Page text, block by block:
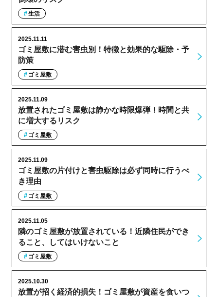
生活
ゴミ屋敷に潜む害虫別！特徴と効果的な駆除・予
防策
2025.11.11
ゴミ屋敷
放置されたゴミ屋敷は静かな時限爆弾！時間と共
に増大するリスク
2025.11.09
ゴミ屋敷
ゴミ屋敷の片付けと害虫駆除は必ず同時に行うべ
き理由
2025.11.09
ゴミ屋敷
隣のゴミ屋敷が放置されている！近隣住民ができ
ること、してはいけないこと
2025.11.05
ゴミ屋敷
放置が招く経済的損失！ゴミ屋敷が資産を食いつ
2025.10.30